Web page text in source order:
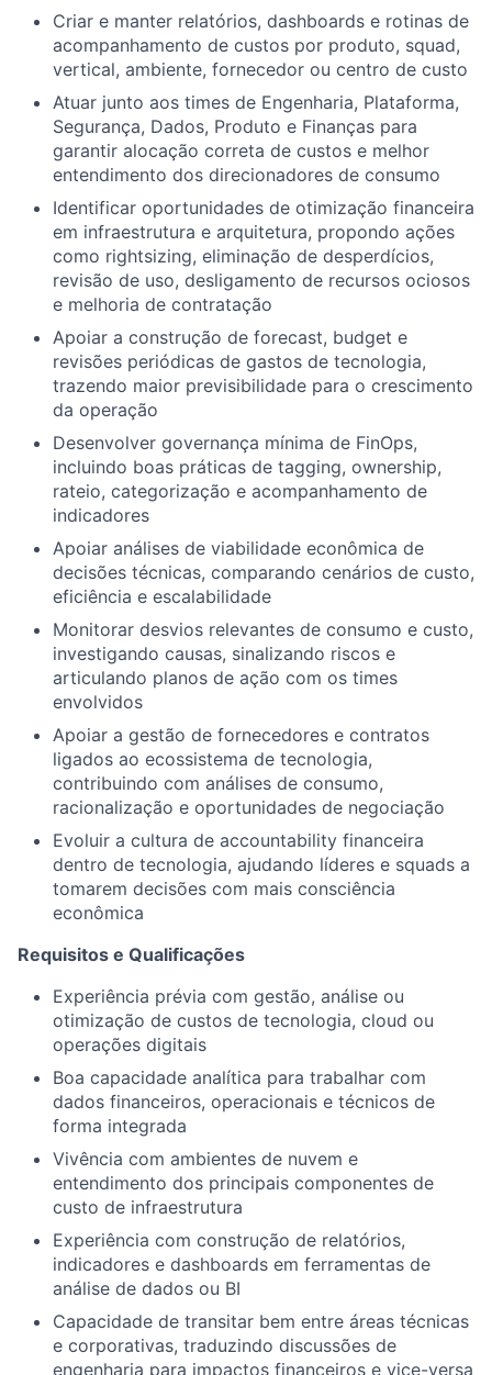
Criar e manter relatórios, dashboards e rotinas de
acompanhamento de custos por produto, squad,
vertical, ambiente, fornecedor ou centro de custo
Atuar junto aos times de Engenharia, Plataforma,
Segurança, Dados, Produto e Finanças para
garantir alocação correta de custos e melhor
entendimento dos direcionadores de consumo
Identificar oportunidades de otimização financeira
em infraestrutura e arquitetura, propondo ações
como rightsizing, eliminação de desperdícios,
revisão de uso, desligamento de recursos ociosos
e melhoria de contratação
Apoiar a construção de forecast, budget e
revisões periódicas de gastos de tecnologia,
trazendo maior previsibilidade para o crescimento
da operação
Desenvolver governança mínima de FinOps,
incluindo boas práticas de tagging, ownership,
rateio, categorização e acompanhamento de
indicadores
Apoiar análises de viabilidade econômica de
decisões técnicas, comparando cenários de custo,
eficiência e escalabilidade
Monitorar desvios relevantes de consumo e custo,
investigando causas, sinalizando riscos e
articulando planos de ação com os times
envolvidos
Apoiar a gestão de fornecedores e contratos
ligados ao ecossistema de tecnologia,
contribuindo com análises de consumo,
racionalização e oportunidades de negociação
Evoluir a cultura de accountability financeira
dentro de tecnologia, ajudando líderes e squads a
tomarem decisões com mais consciência
econômica
Requisitos e Qualificações
Experiência prévia com gestão, análise ou
otimização de custos de tecnologia, cloud ou
operações digitais
Boa capacidade analítica para trabalhar com
dados financeiros, operacionais e técnicos de
forma integrada
Vivência com ambientes de nuvem e
entendimento dos principais componentes de
custo de infraestrutura
Experiência com construção de relatórios,
indicadores e dashboards em ferramentas de
análise de dados ou BI
Capacidade de transitar bem entre áreas técnicas
e corporativas, traduzindo discussões de
engenharia para impactos financeiros e vice-versa